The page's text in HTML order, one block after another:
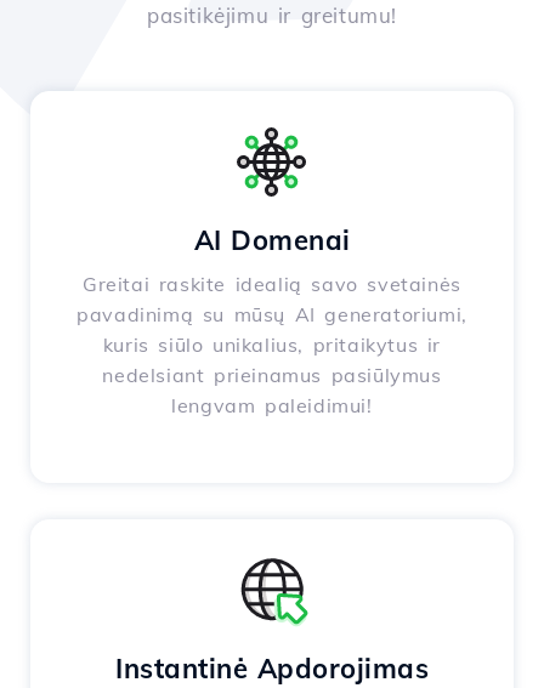
pasitikėjimu ir greitumu!
AI Domenai
Greitai raskite idealią savo svetainės
pavadinimą su mūsų AI generatoriumi,
kuris siūlo unikalius, pritaikytus ir
nedelsiant prieinamus pasiūlymus
lengvam paleidimui!
Instantinė Apdorojimas